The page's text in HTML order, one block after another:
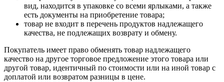
вид, находится в упаковке со всеми ярлыками, а также
есть документы на приобретение товара;
товар не входит в перечень продуктов надлежащего
качества, не подлежащих возврату и обмену.
Покупатель имеет право обменять товар надлежащего
качество на другое торговое предложение этого товара или
другой товар, идентичный по стоимости или на иной товар с
доплатой или возвратом разницы в цене.